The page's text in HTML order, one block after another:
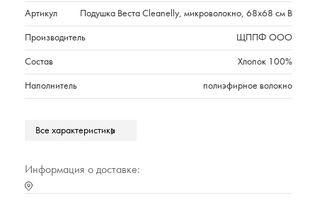
Артикул Подушка Веста Cleanelly, микроволокно, 68х68 см В
Производитель ЩППФ ООО
Состав Хлопок 100%
Наполнитель полиэфирное волокно
Вес,гВсе характеристики
Информация о доставке: